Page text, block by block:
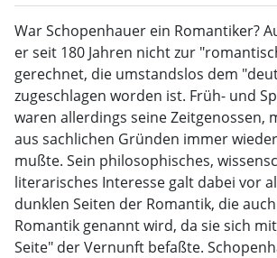
War Schopenhauer ein Romantiker?
er seit 180 Jahren nicht zur
gerechnet, die umstandslos dem
zugeschlagen worden ist. Früh- und
waren allerdings seine Zeitgenossen,
aus sachlichen Gründen immer
mußte. Sein philosophisches,
literarisches Interesse galt dabei vor
dunklen Seiten der Romantik, die
Romantik genannt wird, da sie sich
Seite" der Vernunft befaßte.